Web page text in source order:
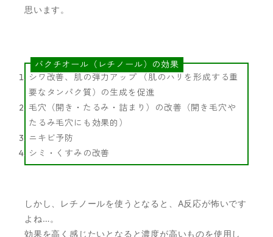
思います。
バクチオール（レチノール）の効果
シワ改善、肌の弾力アップ （肌のハリを形成する重
要なタンパク質）の生成を促進
毛穴（開き・たるみ・詰まり）の改善（開き毛穴や
たるみ毛穴にも効果的）
ニキビ予防
シミ・くすみの改善
しかし、レチノールを使うとなると、A反応が怖いです
よね…。
効果を高く感じたいとなると濃度が高いものを使用し